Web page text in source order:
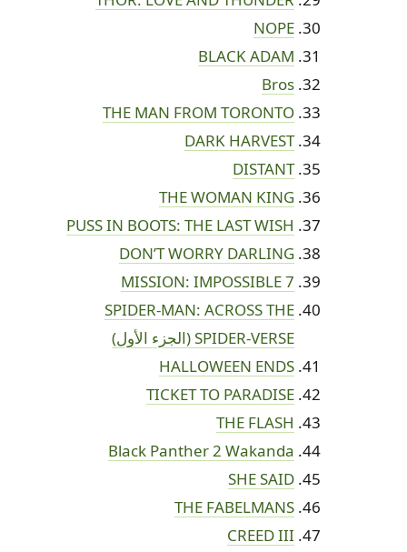
NOPE
BLACK ADAM
Bros
THE MAN FROM TORONTO
DARK HARVEST
DISTANT
THE WOMAN KING
PUSS IN BOOTS: THE LAST WISH
DON’T WORRY DARLING
MISSION: IMPOSSIBLE 7
SPIDER-MAN: ACROSS THE
SPIDER-VERSE (الجزء الأول)
HALLOWEEN ENDS
TICKET TO PARADISE
THE FLASH
Black Panther 2 Wakanda
SHE SAID
THE FABELMANS
CREED III